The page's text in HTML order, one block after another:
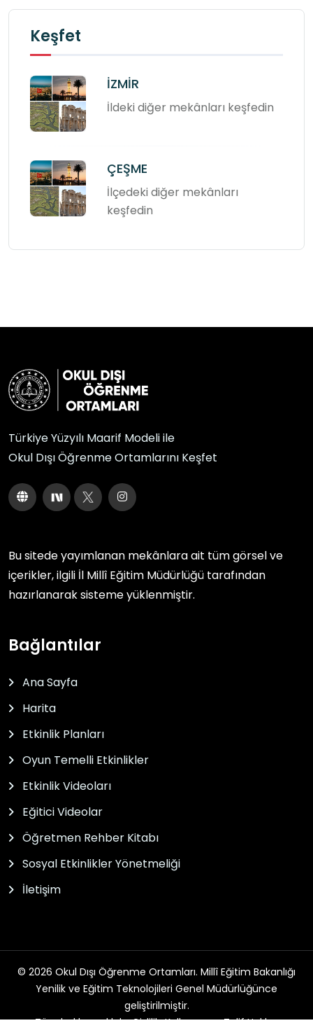
Keşfet
İZMİR
İldeki diğer mekânları keşfedin
ÇEŞME
İlçedeki diğer mekânları
keşfedin
Türkiye Yüzyılı Maarif Modeli ile
Okul Dışı Öğrenme Ortamlarını Keşfet
Bu sitede yayımlanan mekânlara ait tüm görsel ve
içerikler, ilgili İl Millî Eğitim Müdürlüğü tarafından
hazırlanarak sisteme yüklenmiştir.
Bağlantılar
Ana Sayfa
Harita
Etkinlik Planları
Oyun Temelli Etkinlikler
Etkinlik Videoları
Eğitici Videolar
Öğretmen Rehber Kitabı
Sosyal Etkinlikler Yönetmeliği
İletişim
© 2026 Okul Dışı Öğrenme Ortamları. Millî Eğitim Bakanlığı
Yenilik ve Eğitim Teknolojileri Genel Müdürlüğünce
geliştirilmiştir.